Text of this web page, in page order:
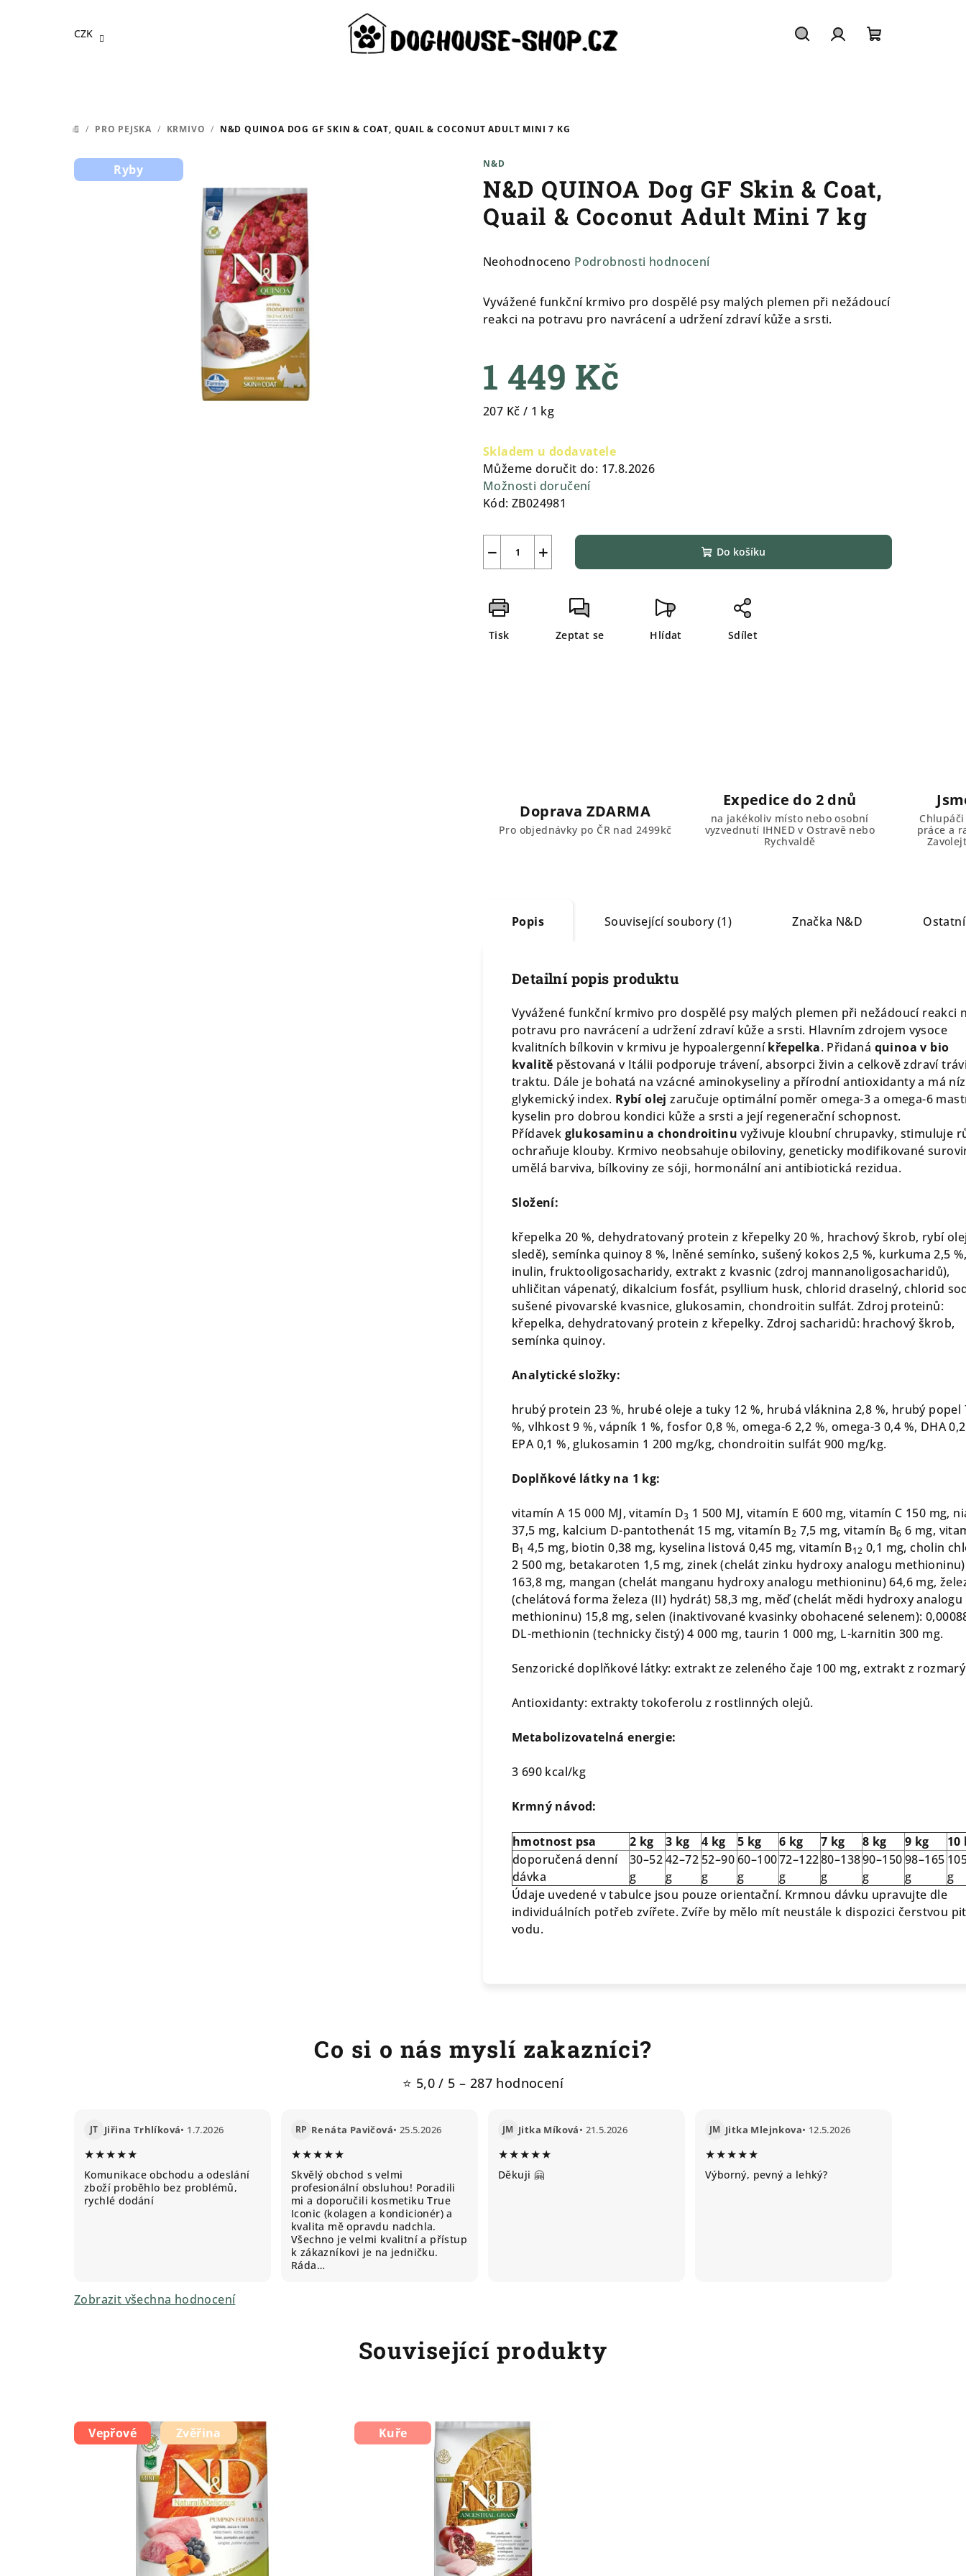
CZK
DOMŮ
/ PRO PEJSKA / KRMIVO / N&D QUINOA DOG GF SKIN & COAT, QUAIL & COCONUT ADULT MINI 7 KG
N&D
N&D QUINOA Dog GF Skin & Coat,
Quail & Coconut Adult Mini 7 kg
Průměrné
produktu
je
5
hvězdiček.
Neohodnoceno Podrobnosti hodnocení
Vyvážené funkční krmivo pro dospělé psy malých plemen při nežádoucí
reakci na potravu pro navrácení a udržení zdraví kůže a srsti.
1 449 Kč
Měrná
207 Kč / 1 kg
Skladem u dodavatele
Můžeme doručit do: 17.8.2026
Možnosti doručení
Kód: ZB024981
+
− Do košíku
Tisk Zeptat se Hlídat Sdílet
Ryby
Doprava ZDARMA
Pro objednávky po ČR nad 2499kč
Expedice do 2 dnů
na jakékoliv místo nebo osobní
vyzvednutí IHNED v Ostravě nebo
Rychvaldě
práce a
Popis Související soubory (1) Značka N&D
Detailní popis produktu
Vyvážené funkční krmivo pro dospělé psy malých plemen při nežádoucí reakci
potravu pro navrácení a udržení zdraví kůže a srsti. Hlavním zdrojem vysoce
kvalitních bílkovin v krmivu je hypoalergenníkřepelka. Přidaná quinoa v bio
kvalitě pěstovaná v Itálii podporuje trávení, absorpci živin a celkově zdraví
traktu. Dále je bohatá na vzácné aminokyseliny a přírodní antioxidanty a má
glykemický index. Rybí olej zaručuje optimální poměr omega-3 a omega-6
kyselin pro dobrou kondici kůže a srsti a její regenerační schopnost.
Přídavek glukosaminu a chondroitinu vyživuje kloubní chrupavky, stimuluje
ochraňuje klouby. Krmivo neobsahuje obiloviny, geneticky modifikované
umělá barviva, bílkoviny ze sóji, hormonální ani antibiotická rezidua.
Složení:
křepelka 20 %, dehydratovaný protein z křepelky 20 %, hrachový škrob, rybí
sledě), semínka quinoy 8 %, lněné semínko, sušený kokos 2,5 %, kurkuma 2,5
inulin, fruktooligosacharidy, extrakt z kvasnic (zdroj mannanoligosacharidů),
uhličitan vápenatý, dikalcium fosfát, psyllium husk, chlorid draselný, chlorid
sušené pivovarské kvasnice, glukosamin, chondroitin sulfát. Zdroj proteinů:
křepelka, dehydratovaný protein z křepelky. Zdroj sacharidů: hrachový škrob,
semínka quinoy.
Analytické složky:
hrubý protein 23 %, hrubé oleje a tuky 12 %, hrubá vláknina 2,8 %, hrubý popel
%, vlhkost 9 %, vápník 1 %, fosfor 0,8 %, omega-6 2,2 %, omega-3 0,4 %, DHA
EPA 0,1 %, glukosamin 1 200 mg/kg, chondroitin sulfát 900 mg/kg.
Doplňkové látky na 1 kg:
vitamín A 15 000 MJ, vitamín D3 1 500 MJ, vitamín E 600 mg, vitamín C 150 mg,
37,5 mg, kalcium D-pantothenát 15 mg, vitamín B2 7,5 mg, vitamín B6 6 mg,
B1 4,5 mg, biotin 0,38 mg, kyselina listová 0,45 mg, vitamín B12 0,1 mg, cholin
2 500 mg, betakaroten 1,5 mg, zinek (chelát zinku hydroxy analogu methioninu)
163,8 mg, mangan (chelát manganu hydroxy analogu methioninu) 64,6 mg,
(chelátová forma železa (II) hydrát) 58,3 mg, měď (chelát mědi hydroxy analogu
methioninu) 15,8 mg, selen (inaktivované kvasinky obohacené selenem):
DL-methionin (technicky čistý) 4 000 mg, taurin 1 000 mg, L-karnitin 300 mg.
Senzorické doplňkové látky: extrakt ze zeleného čaje 100 mg, extrakt z
Antioxidanty: extrakty tokoferolu z rostlinných olejů.
Metabolizovatelná energie:
3 690 kcal/kg
Krmný návod:
hmotnost psa 2 kg 3 kg 4 kg 5 kg 6 kg 7 kg 8 kg 9 kg
10
doporučená denní
dávka
30–52
g
42–72
g
52–90
g
60–100
g
72–122
g
80–138
g
90–150
g
98–165
g
g
Údaje uvedené v tabulce jsou pouze orientační. Krmnou dávku upravujte dle
individuálních potřeb zvířete. Zvíře by mělo mít neustále k dispozici čerstvou
vodu.
Co si o nás myslí zakazníci?
⭐ 5,0 / 5 – 287 hodnocení
JT Jiřina Trhlíková• 1.7.2026
★★★★★
Komunikace obchodu a odeslání
zboží proběhlo bez problémů,
rychlé dodání
RP Renáta Pavičová• 25.5.2026
★★★★★
Skvělý obchod s velmi
profesionální obsluhou! Poradili
mi a doporučili kosmetiku True
Iconic (kolagen a kondicionér) a
kvalita mě opravdu nadchla.
Všechno je velmi kvalitní a přístup
k zákazníkovi je na jedničku.
Ráda…
JM Jitka Míková• 21.5.2026
★★★★★
Děkuji 🤗
JM Jitka Mlejnkova• 12.5.2026
★★★★★
Výborný, pevný a lehký?
Zobrazit všechna hodnocení
Související produkty
Vepřové Zvěřina Kuře